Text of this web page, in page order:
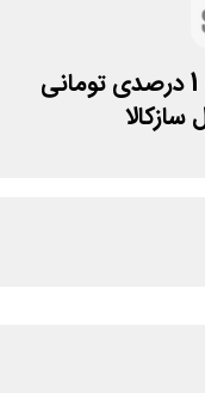
کد تخفیف 1 درصدی تومانی